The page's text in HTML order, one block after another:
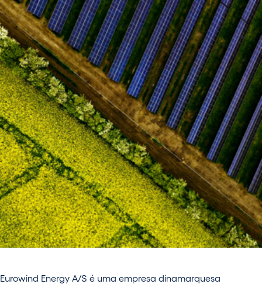
Eurowind Energy A/S é uma empresa dinamarquesa